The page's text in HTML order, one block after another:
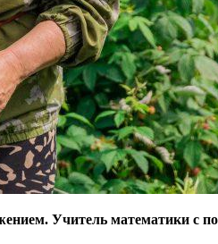
Учитель математики с